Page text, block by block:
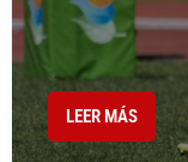
LEER MÁS